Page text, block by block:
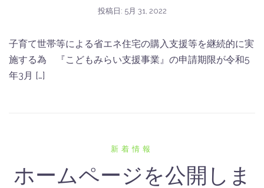
投稿日: 5月 31, 2022
子育て世帯等による省エネ住宅の購入支援等を継続的に実
施する為 『こどもみらい支援事業』の申請期限が令和5
年3月 […]
新着情報
ホームページを公開しま